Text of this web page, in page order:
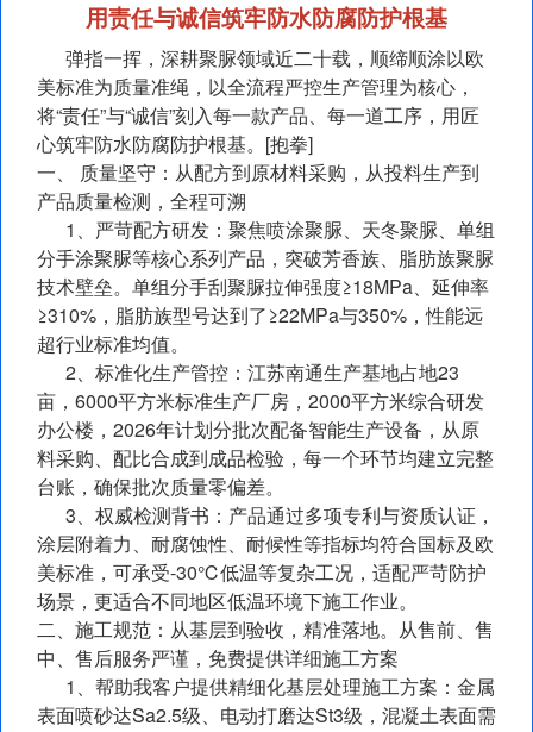
用责任与诚信筑牢防水防腐防护根基
弹指一挥，深耕聚脲领域近二十载，顺缔顺涂以欧
美标准为质量准绳，以全流程严控生产管理为核心，
将“责任”与“诚信”刻入每一款产品、每一道工序，用匠
心筑牢防水防腐防护根基。[抱拳]
一、 质量坚守：从配方到原材料采购，从投料生产到
产品质量检测，全程可溯
1、严苛配方研发：聚焦喷涂聚脲、天冬聚脲、单组
分手涂聚脲等核心系列产品，突破芳香族、脂肪族聚脲
技术壁垒。单组分手刮聚脲拉伸强度≥18MPa、延伸率
≥310%，脂肪族型号达到了≥22MPa与350%，性能远
超行业标准均值。
2、标准化生产管控：江苏南通生产基地占地23
亩，6000平方米标准生产厂房，2000平方米综合研发
办公楼，2026年计划分批次配备智能生产设备，从原
料采购、配比合成到成品检验，每一个环节均建立完整
台账，确保批次质量零偏差。
3、权威检测背书：产品通过多项专利与资质认证，
涂层附着力、耐腐蚀性、耐候性等指标均符合国标及欧
美标准，可承受-30℃低温等复杂工况，适配严苛防护
场景，更适合不同地区低温环境下施工作业。
二、施工规范：从基层到验收，精准落地。从售前、售
中、售后服务严谨，免费提供详细施工方案
1、帮助我客户提供精细化基层处理施工方案：金属
表面喷砂达Sa2.5级、电动打磨达St3级，混凝土表面需